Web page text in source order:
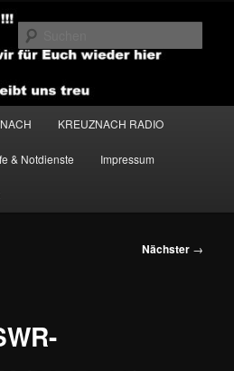
KREUZNACH RADIO
& Notdienste Impressum
Nächster →